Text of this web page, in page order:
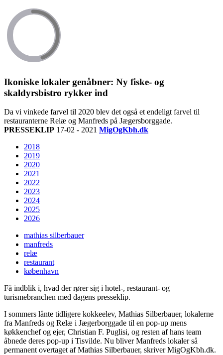
Ikoniske lokaler genåbner: Ny fiske- og
skaldyrsbistro rykker ind
Da vi vinkede farvel til 2020 blev det også et endeligt farvel til
restauranterne Relæ og Manfreds på Jægersborggade.
PRESSEKLIP 17-02 - 2021 MigOgKbh.dk
2018
2019
2020
2021
2022
2023
2024
2025
2026
mathias silberbauer
manfreds
relæ
restaurant
københavn
Få indblik i, hvad der rører sig i hotel-, restaurant- og
turismebranchen med dagens presseklip.
I sommers lånte tidligere kokkeelev, Mathias Silberbauer, lokalerne
fra Manfreds og Relæ i Jægerborggade til en pop-up mens
køkkenchef og ejer, Christian F. Puglisi, og resten af hans team
åbnede deres pop-up i Tisvilde. Nu bliver Manfreds lokaler så
permanent overtaget af Mathias Silberbauer, skriver MigOgKbh.dk.